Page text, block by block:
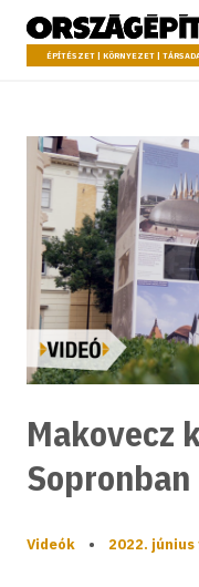
a tartalomhoz
Országépítő
ÉPÍTÉSZET | KÖRNYEZET |
Makovecz
Videók • 2022. június